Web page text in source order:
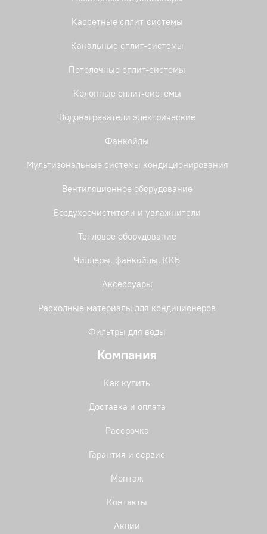
CLASSIC INVERTER
LEGEND Inverter
LEGEND ON/OFF
Onyx
Onyx Inverter
Кассетные сплит-системы
Канальные сплит-системы
Потолочные сплит-системы
Колонные сплит-системы
Водонагреватели электрические
Фанкойлы
Мультизональные системы кондиционирования
Вентиляционное оборудование
Воздухоочистители и увлажнители
Тепловое оборудование
Чиллеры, фанкойлы, ККБ
Аксессуары
Расходные материалы для кондиционеров
Фильтры для воды
Компания
Как купить
Доставка и оплата
Рассрочка
Гарантия и сервис
Монтаж
Контакты
Акции